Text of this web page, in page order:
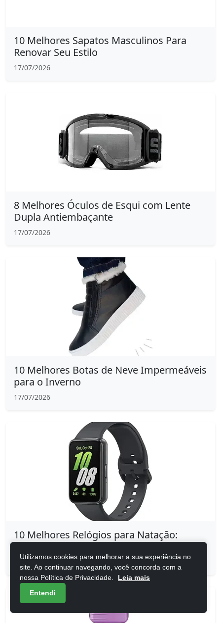
10 Melhores Sapatos Masculinos Para
Renovar Seu Estilo
17/07/2026
8 Melhores Óculos de Esqui com Lente
Dupla Antiembaçante
17/07/2026
10 Melhores Botas de Neve Impermeáveis
para o Inverno
17/07/2026
10 Melhores Relógios para Natação:
17/07/2026
Utilizamos cookies para melhorar a sua experiência no
site. Ao continuar navegando, você concorda com a
nossa Política de Privacidade.
Leia mais
Entendi